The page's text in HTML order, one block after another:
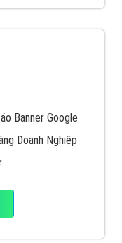
Banner Google
Doanh Nghiệp